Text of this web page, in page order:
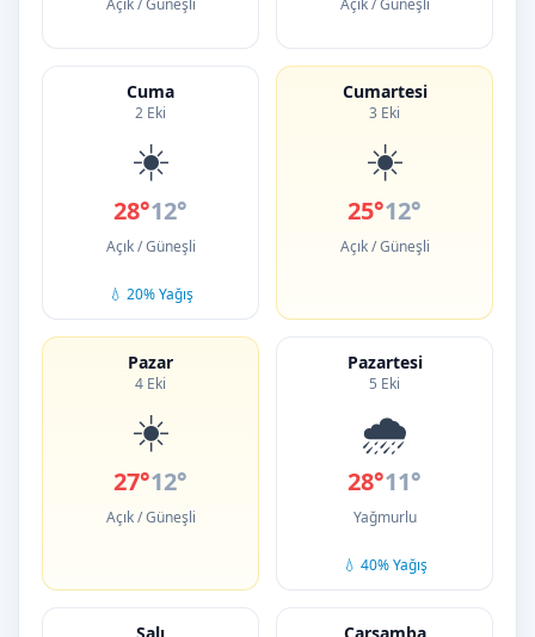
Açık / Güneşli Açık / Güneşli
Cuma
2 Eki
☀️
28°12°
Açık / Güneşli
💧 20% Yağış
Cumartesi
3 Eki
☀️
25°12°
Açık / Güneşli
Pazar
4 Eki
☀️
27°12°
Açık / Güneşli
Pazartesi
5 Eki
🌧️
28°11°
Yağmurlu
💧 40% Yağış